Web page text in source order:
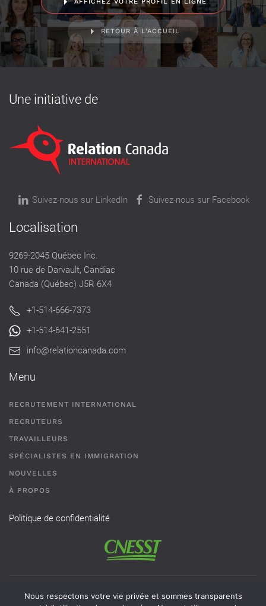
AFFICHEZ VOTRE PROFIL EN LIGNE
RETOUR À L'ACCUEIL
Une initiative de
Suivez-nous sur LinkedIn Suivez-nous sur Facebook
Localisation
9269-2045 Québec Inc.
10 rue de Darvault, Candiac
Canada (Québec) J5R 6X4
+1-514-666-7373
+1-514-641-2551
info@relationcanada.com
Menu
RECRUTEMENT INTERNATIONAL
RECRUTEURS
TRAVAILLEURS
SPÉCIALISTES EN IMMIGRATION
NOUVELLES
À PROPOS
Politique de confidentialité
Permis de recrutement # AR-2101593 - Une agence de
Nous respectons votre vie privée et sommes transparents